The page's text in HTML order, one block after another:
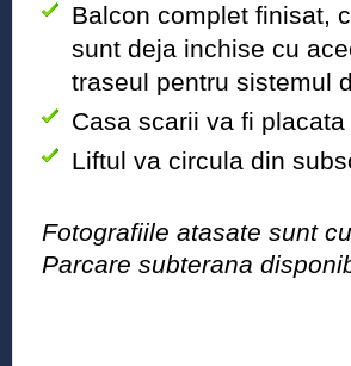
Balcon complet finisat,
sunt deja inchise cu
traseul pentru sistemul
Casa scarii va fi
Liftul va circula din
Fotografiile atasate sunt
Parcare subterana